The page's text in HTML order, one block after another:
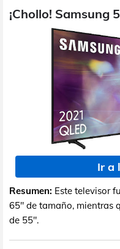
¡Chollo! Samsung
Ir a
Resumen: Este televisor
65" de tamaño, mientras
de 55".